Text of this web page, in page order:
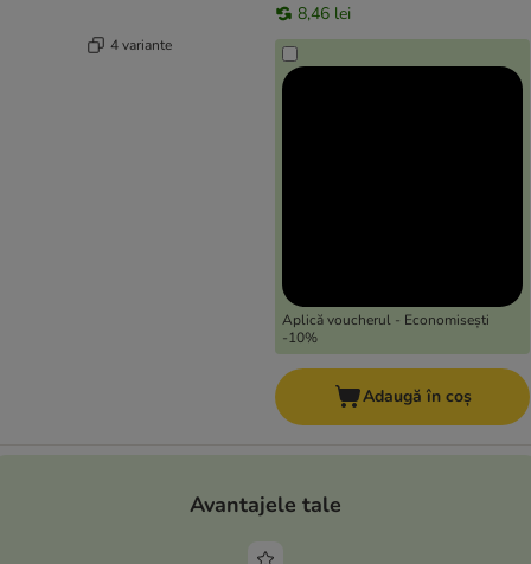
4 variante
8,46 lei
Aplică voucherul - Economisești
-10%
Adaugă în coș
Avantajele tale